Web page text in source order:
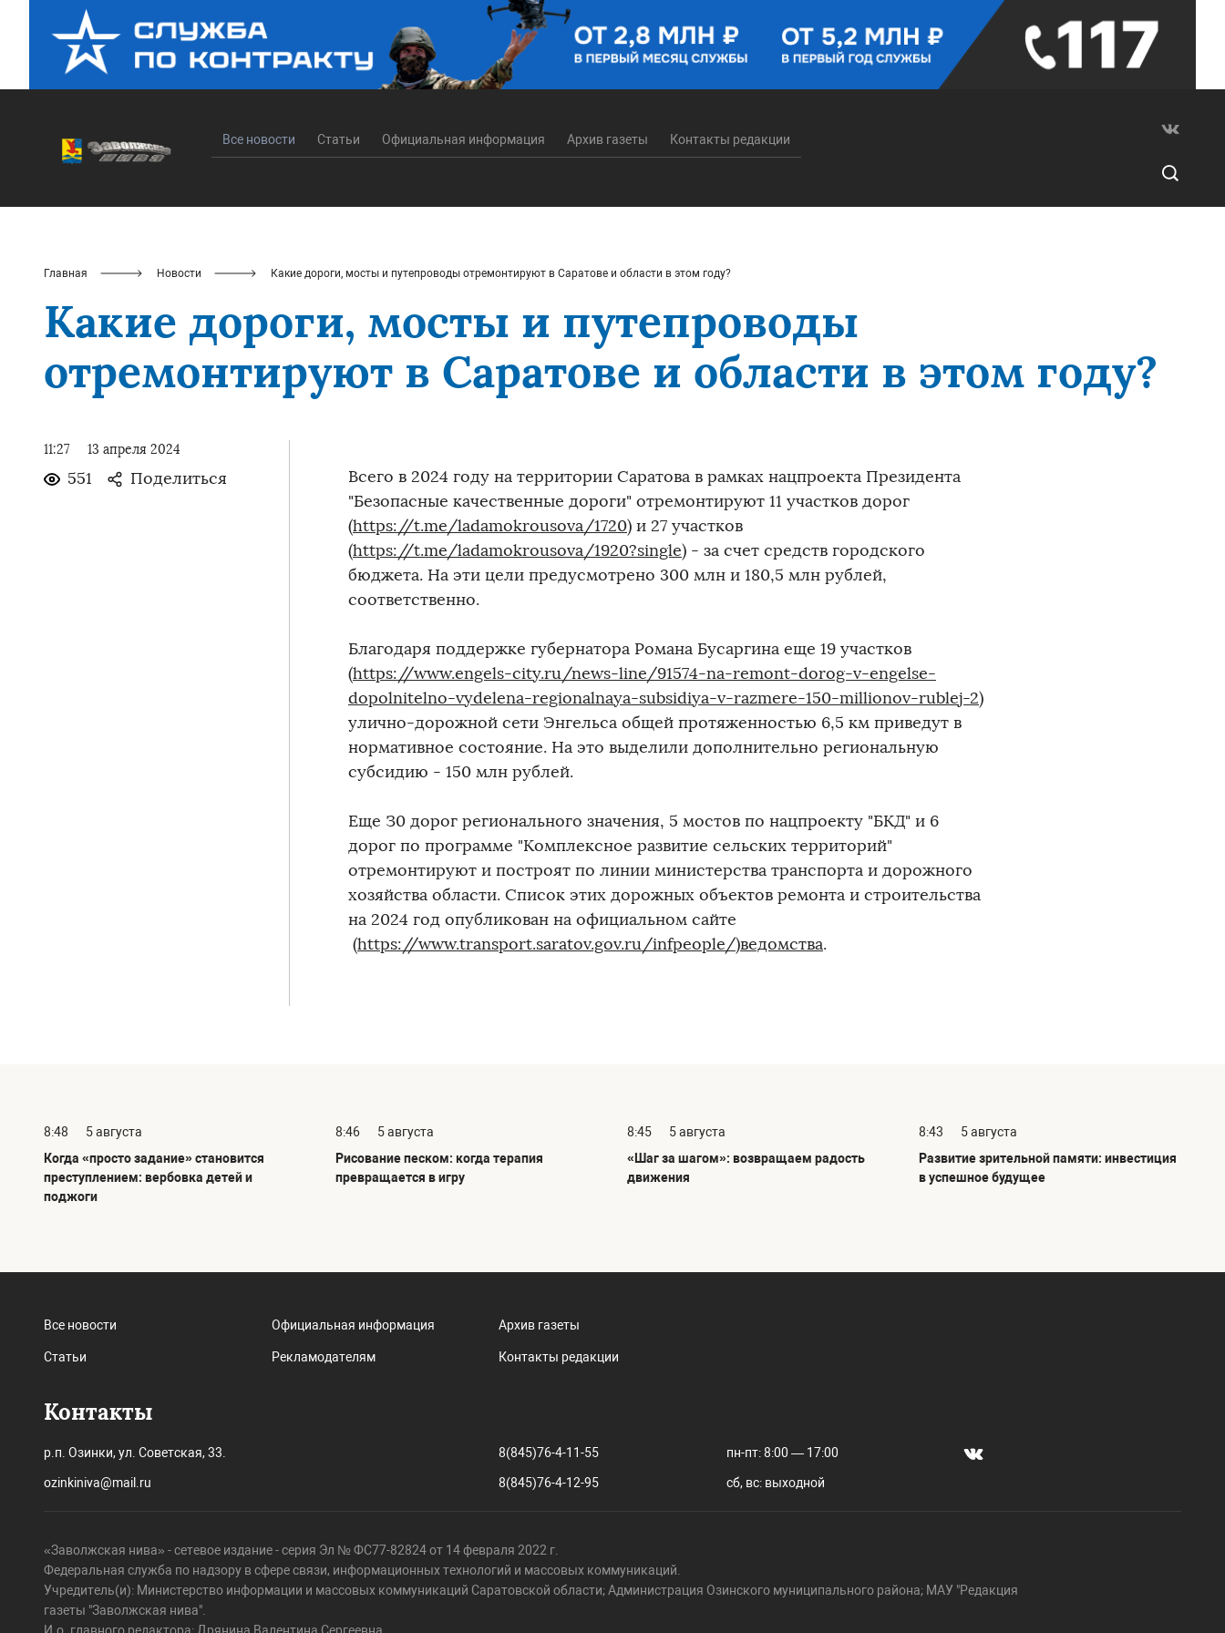
Все новости Статьи Официальная информация Архив газеты Контакты редакции
Главная Новости Какие дороги, мосты и путепроводы отремонтируют в Саратове и области в этом году?
Какие дороги, мосты и путепроводы
отремонтируют в Саратове и области в этом году?
11:27 13 апреля 2024
551 Поделиться
Всего в 2024 году на территории Саратова в рамках нацпроекта Президента
"Безопасные качественные дороги" отремонтируют 11 участков дорог
(https://t.me/ladamokrousova/1720) и 27 участков
(https://t.me/ladamokrousova/1920?single) - за счет средств городского
бюджета. На эти цели предусмотрено 300 млн и 180,5 млн рублей,
соответственно.
Благодаря поддержке губернатора Романа Бусаргина еще 19 участков
(https://www.engels-city.ru/news-line/91574-na-remont-dorog-v-engelse-
dopolnitelno-vydelena-regionalnaya-subsidiya-v-razmere-150-millionov-rublej-2)
улично-дорожной сети Энгельса общей протяженностью 6,5 км приведут в
нормативное состояние. На это выделили дополнительно региональную
субсидию - 150 млн рублей.
Еще З0 дорог регионального значения, 5 мостов по нацпроекту "БКД" и 6
дорог по программе "Комплексное развитие сельских территорий"
отремонтируют и построят по линии министерства транспорта и дорожного
хозяйства области. Список этих дорожных объектов ремонта и строительства
на 2024 год опубликован на официальном сайте
(https://www.transport.saratov.gov.ru/infpeople/)ведомства.
8:48
5 августа
Когда «просто задание» становится
преступлением: вербовка детей и
поджоги
8:46
5 августа
Рисование песком: когда терапия
превращается в игру
8:45
5 августа
«Шаг за шагом»: возвращаем радость
движения
8:43
5 августа
Развитие зрительной памяти: инвестиция
в успешное будущее
Все новости
Статьи
Официальная информация
Рекламодателям
Архив газеты
Контакты редакции
Контакты
р.п. Озинки, ул. Советская, 33.
ozinkiniva@mail.ru
8(845)76-4-11-55
8(845)76-4-12-95
пн-пт: 8:00 — 17:00
сб, вс: выходной
«Заволжская нива» - сетевое издание - серия Эл № ФС77-82824 от 14 февраля 2022 г.
Федеральная служба по надзору в сфере связи, информационных технологий и массовых коммуникаций.
Учредитель(и): Министерство информации и массовых коммуникаций Саратовской области; Администрация Озинского муниципального района; МАУ "Редакция
газеты "Заволжская нива".